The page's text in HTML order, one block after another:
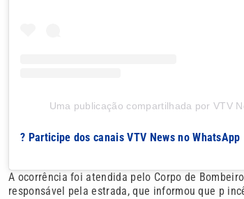
Uma publicação compartilhada por VTV
? Participe dos canais VTV News no WhatsApp
A ocorrência foi atendida pelo Corpo de
responsável pela estrada, que informou que p